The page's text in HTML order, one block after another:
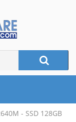
- SSD 128GB